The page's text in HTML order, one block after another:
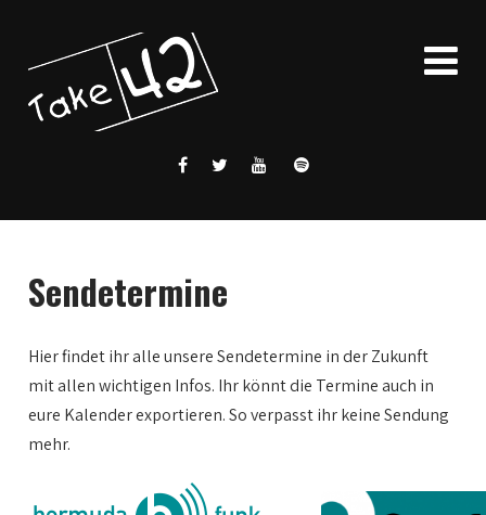
Sendetermine
Hier findet ihr alle unsere Sendetermine in der Zukunft
mit allen wichtigen Infos. Ihr könnt die Termine auch in
eure Kalender exportieren. So verpasst ihr keine Sendung
mehr.